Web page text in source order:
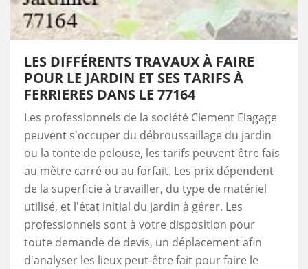
LES DIFFÉRENTS TRAVAUX À FAIRE
POUR LE JARDIN ET SES TARIFS À
FERRIERES DANS LE 77164
Les professionnels de la société Clement Elagage
peuvent s'occuper du débroussaillage du jardin
ou la tonte de pelouse, les tarifs peuvent être fais
au mètre carré ou au forfait. Les prix dépendent
de la superficie à travailler, du type de matériel
utilisé, et l'état initial du jardin à gérer. Les
professionnels sont à votre disposition pour
toute demande de devis, un déplacement afin
d'analyser les lieux peut-être fait pour faire le